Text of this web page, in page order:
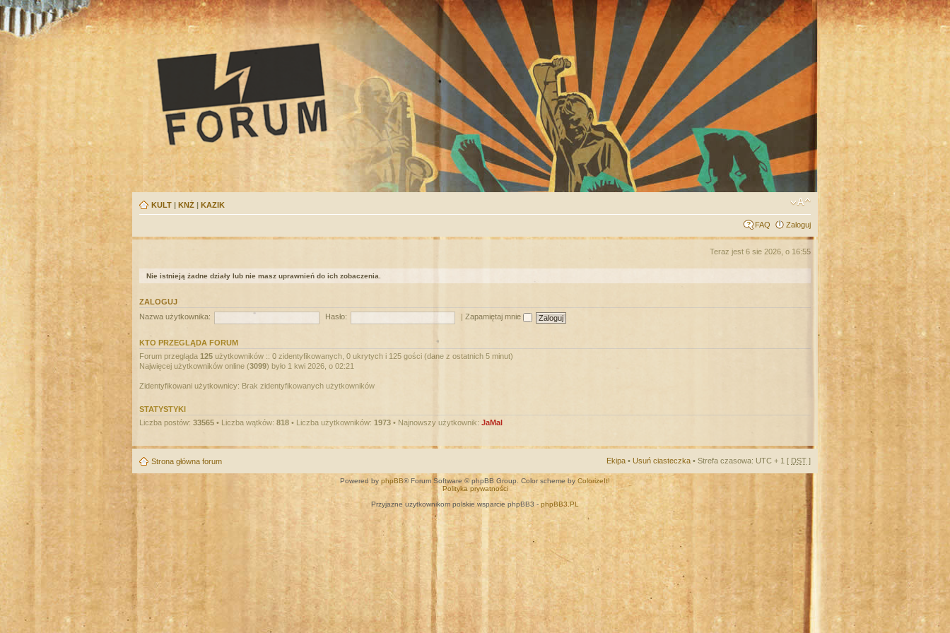
KULT | KNŻ | KAZIK
FAQ Zaloguj
Teraz jest 6 sie 2026, o 16:55
Nie istnieją żadne działy lub nie masz uprawnień do ich zobaczenia.
ZALOGUJ
Nazwa użytkownika:
Hasło: Zapamiętaj mnie
KTO PRZEGLĄDA FORUM
Forum przegląda 125 użytkowników :: 0 zidentyfikowanych, 0 ukrytych i 125 gości (dane z ostatnich 5 minut)
Najwięcej użytkowników online (3099) było 1 kwi 2026, o 02:21
Zidentyfikowani użytkownicy: Brak zidentyfikowanych użytkowników
STATYSTYKI
Liczba postów: 33565 • Liczba wątków: 818 • Liczba użytkowników: 1973 • Najnowszy użytkownik: JaMal
Strona główna forum Ekipa • Usuń ciasteczka • Strefa czasowa: UTC + 1 [ DST ]
Powered by phpBB® Forum Software © phpBB Group. Color scheme by ColorizeIt!
Polityka prywatności
Przyjazne użytkownikom polskie wsparcie phpBB3 - phpBB3.PL